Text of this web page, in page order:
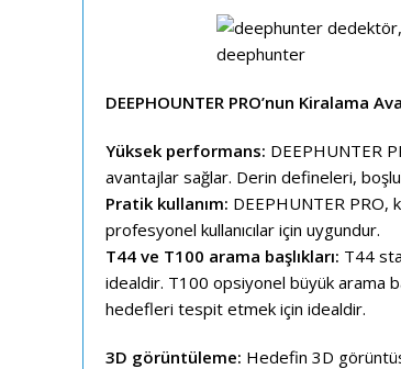
DEEPHOUNTER PRO’nun Kiralama
Yüksek performans: DEEPHUNTER
avantajlar sağlar. Derin defineleri,
Pratik kullanım: DEEPHUNTER PRO,
profesyonel kullanıcılar için uygundur.
T44 ve T100 arama başlıkları: T44
idealdir. T100 opsiyonel büyük arama
hedefleri tespit etmek için idealdir.
3D görüntüleme: Hedefin 3D